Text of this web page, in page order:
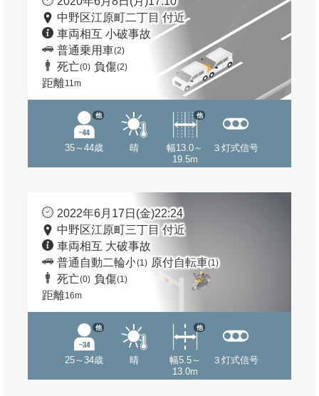
中野区江原町二丁目 付近
車両相互 小破事故
普通乗用車(2)
死亡(0) 負傷(2)
距離11m
35～44歳
他
晴
幅13.0～
19.5m
他
３灯式信号
2022年6月17日(金)22:24
中野区江原町三丁目 付近
車両相互 大破事故
普通自動二輪小(1) 原付自転車(1)
死亡(0) 負傷(1)
距離16m
25～34歳
他
晴
幅5.5～
13.0m
他
３灯式信号